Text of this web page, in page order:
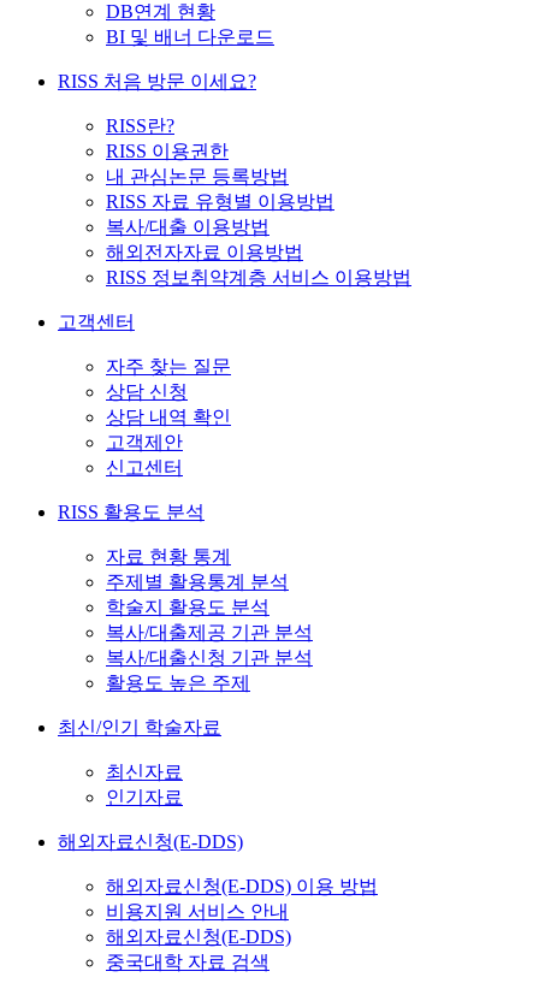
DB연계 현황
BI 및 배너 다운로드
RISS 처음 방문 이세요?
RISS란?
RISS 이용권한
내 관심논문 등록방법
RISS 자료 유형별 이용방법
복사/대출 이용방법
해외전자자료 이용방법
RISS 정보취약계층 서비스 이용방법
고객센터
자주 찾는 질문
상담 신청
상담 내역 확인
고객제안
신고센터
RISS 활용도 분석
자료 현황 통계
주제별 활용통계 분석
학술지 활용도 분석
복사/대출제공 기관 분석
복사/대출신청 기관 분석
활용도 높은 주제
최신/인기 학술자료
최신자료
인기자료
해외자료신청(E-DDS)
해외자료신청(E-DDS) 이용 방법
비용지원 서비스 안내
해외자료신청(E-DDS)
중국대학 자료 검색